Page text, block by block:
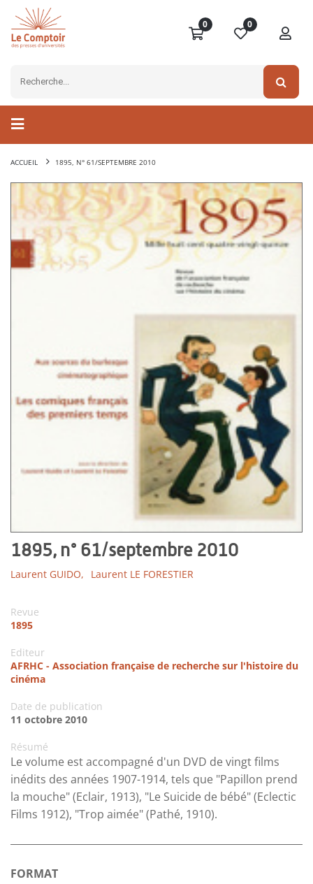
0 0
ACCUEIL 1895, N° 61/SEPTEMBRE 2010
1895, n° 61/septembre 2010
Laurent GUIDO, Laurent LE FORESTIER
Revue
1895
Editeur
AFRHC - Association française de recherche sur l'histoire du
cinéma
Date de publication
11 octobre 2010
Résumé
Le volume est accompagné d'un DVD de vingt films
inédits des années 1907-1914, tels que "Papillon prend
la mouche" (Eclair, 1913), "Le Suicide de bébé" (Eclectic
Films 1912), "Trop aimée" (Pathé, 1910).
FORMAT